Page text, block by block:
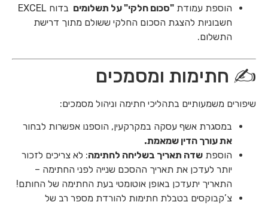
הוספת עמודת "סכום חלקי" על תשלומים
בדוח EXCEL
חשבוניות להצגת הסכום החלקי ששולם מתוך דרישת
התשלום.
✍️ חתימות ומסמכים
שיפורים משמעותיים בתהליכי חתימה וניהול מסמכים:
במסגרת אשף עסקה במקרקעין, הוספנו אפשרות לבחור
את עורך הדין שמאמת.
הוספת שדה תאריך בשליחה לחתימה: לא צריכים לזכור
יותר לעדכן את תאריך ההסכם שנייה לפני החתימה –
התאריך יתעדכן באופן אוטומטי בעת החתימה של החותם!
צ’קבוקסים בטבלת חתימות להורדת מספר רב של